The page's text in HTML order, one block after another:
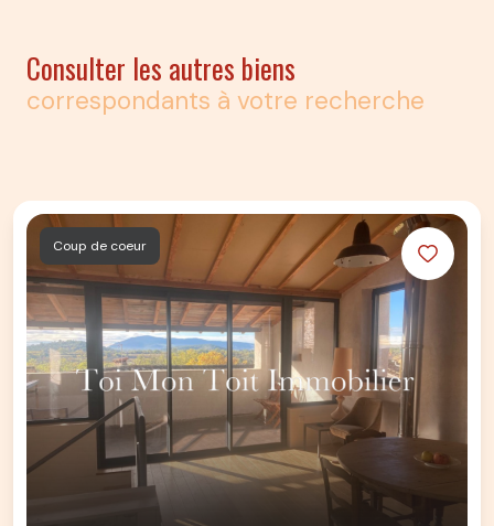
Consulter les autres biens
correspondants à votre recherche
Coup de coeur